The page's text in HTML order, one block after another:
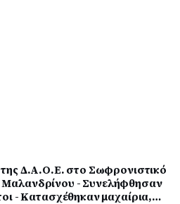
της Δ.Α.Ο.Ε. στο Σωφρονιστικό
- Συνελήφθησαν
- Κατασχέθηκαν μαχαίρια,